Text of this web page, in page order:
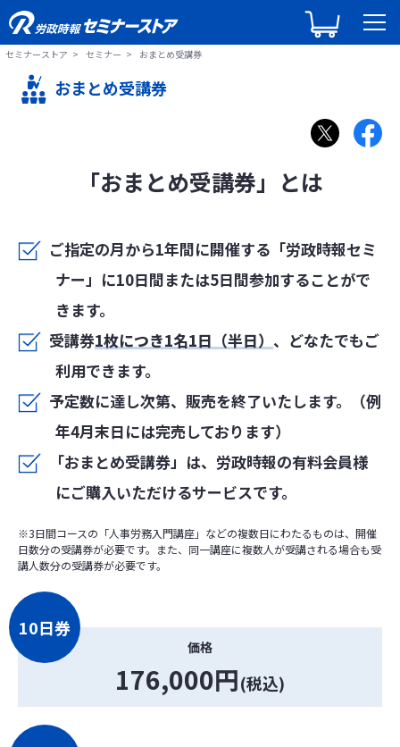
セミナーストア セミナー おまとめ受講券
おまとめ受講券
「おまとめ受講券」とは
ご指定の月から1年間に開催する「労政時報セミ
ナー」に10日間または5日間参加することがで
きます。
受講券1枚につき1名1日（半日） 、どなたでもご
利用できます。
予定数に達し次第、販売を終了いたします。（例
年4月末日には完売しております）
「おまとめ受講券」は、労政時報の有料会員様
にご購入いただけるサービスです。
※3日間コースの「人事労務入門講座」などの複数日にわたるものは、開催
日数分の受講券が必要です。また、同一講座に複数人が受講される場合も受
講人数分の受講券が必要です。
10日券
価格
176,000円(税込)